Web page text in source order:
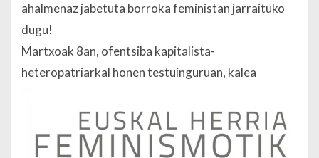
ahalmenaz jabetuta borroka feministan jarraituko
dugu!
Martxoak 8an, ofentsiba kapitalista-
heteropatriarkal honen testuinguruan, kalea